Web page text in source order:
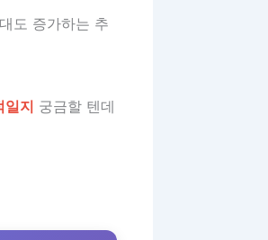
도 증가하는 추
일지 궁금할 텐데